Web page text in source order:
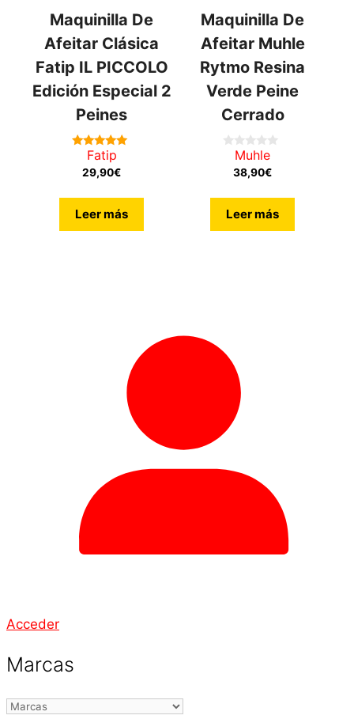
Maquinilla De
Afeitar Clásica
Fatip IL PICCOLO
Edición Especial 2
Peines
5.00
de 5
Fatip
29,90€
Leer más
Maquinilla De
Afeitar Muhle
Rytmo Resina
Verde Peine
Cerrado
Muhle
38,90€
Leer más
Acceder
Marcas